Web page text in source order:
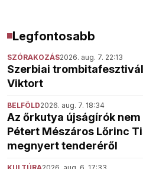
Legfontosabb
SZÓRAKOZÁS2026. aug. 7. 22:13
Szerbiai
Viktort
BELFÖLD2026. aug. 7. 18:34
Az őrkutya újságírók
Pétert Mészáros Lőrinc
megnyert tenderéről
KULTÚRA2026. aug. 6. 17:33